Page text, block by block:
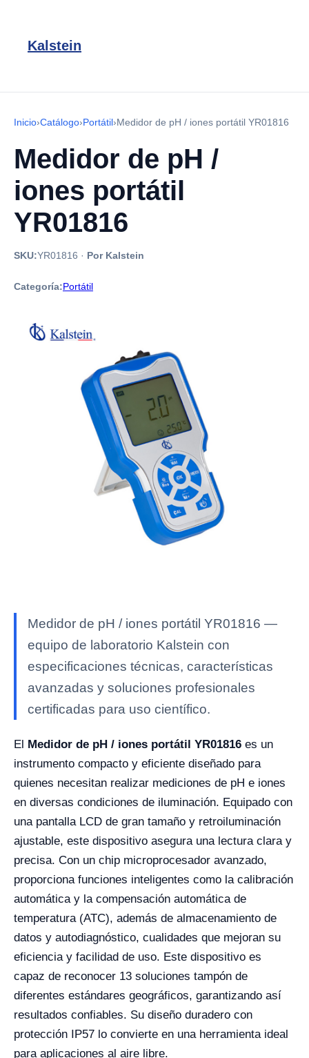
Kalstein
Inicio›Catálogo›Portátil›Medidor de pH / iones portátil YR01816
Medidor de pH /
iones portátil
YR01816
SKU:YR01816 · Por Kalstein
Categoría:Portátil
Medidor de pH / iones portátil YR01816 —
equipo de laboratorio Kalstein con
especificaciones técnicas, características
avanzadas y soluciones profesionales
certificadas para uso científico.
El Medidor de pH / iones portátil YR01816 es un
instrumento compacto y eficiente diseñado para
quienes necesitan realizar mediciones de pH e iones
en diversas condiciones de iluminación. Equipado con
una pantalla LCD de gran tamaño y retroiluminación
ajustable, este dispositivo asegura una lectura clara y
precisa. Con un chip microprocesador avanzado,
proporciona funciones inteligentes como la calibración
automática y la compensación automática de
temperatura (ATC), además de almacenamiento de
datos y autodiagnóstico, cualidades que mejoran su
eficiencia y facilidad de uso. Este dispositivo es
capaz de reconocer 13 soluciones tampón de
diferentes estándares geográficos, garantizando así
resultados confiables. Su diseño duradero con
protección IP57 lo convierte en una herramienta ideal
para aplicaciones al aire libre.